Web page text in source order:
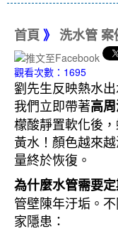
首頁 》 洗水管 案
觀看次數：1695
劉先生反映熱水
我們立即帶著高
檬酸靜置軟化後
黃水！顏色越來
量終於恢復。
為什麼水管需要
管壁陳年汙垢。
家隱患：